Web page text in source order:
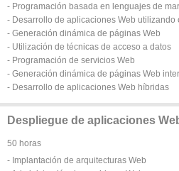
- Programación basada en lenguajes de
- Desarrollo de aplicaciones Web utilizando
- Generación dinámica de páginas Web
- Utilización de técnicas de acceso a datos
- Programación de servicios Web
- Generación dinámica de páginas Web
- Desarrollo de aplicaciones Web híbridas
Despliegue de aplicaciones
50 horas
- Implantación de arquitecturas Web